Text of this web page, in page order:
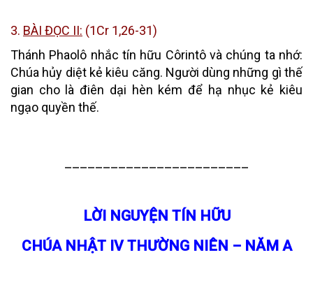
3. BÀI ĐỌC II: (1Cr 1,26-31)
Thánh Phaolô nhắc tín hữu Côrintô và chúng ta nhớ:
Chúa hủy diệt kẻ kiêu căng. Người dùng những gì thế
gian cho là điên dại hèn kém để hạ nhục kẻ kiêu
ngạo quyền thế.
LỜI NGUYỆN TÍN HỮU
CHÚA NHẬT IV THƯỜNG NIÊN – NĂM A